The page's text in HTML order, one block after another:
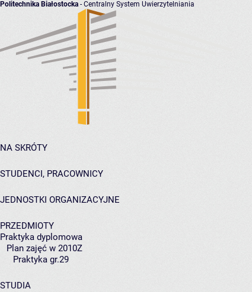
Politechnika Białostocka - Centralny System Uwierzytelniania
NA SKRÓTY
STUDENCI, PRACOWNICY
JEDNOSTKI ORGANIZACYJNE
PRZEDMIOTY
Praktyka dyplomowa
Plan zajęć w 2010Z
Praktyka gr.29
STUDIA